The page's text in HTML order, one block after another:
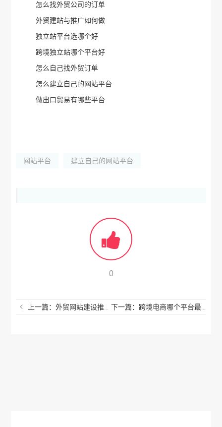
怎么找外贸公司的订单
外贸建站与推广如何做
独立站平台选哪个好
跨境独立站哪个平台好
怎么自己找外贸订单
怎么建立自己的网站平台
做出口贸易有哪些平台
网站平台 建立自己的网站平台
0
上一篇：外贸网站建设推广公司有哪些？外贸营销网站怎么建站？